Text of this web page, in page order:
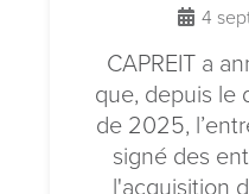
4
CAPREIT a
que, depuis le
de 2025,
signé des